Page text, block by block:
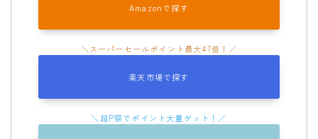
Amazonで探す
楽天市場で探す